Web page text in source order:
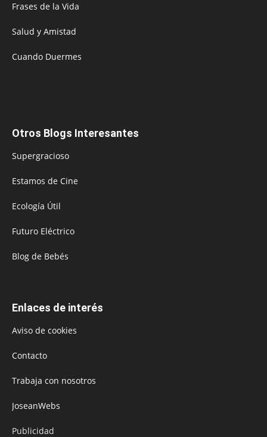
Frases de la Vida
Salud y Amistad
Cuando Duermes
Otros Blogs Interesantes
Supergracioso
Estamos de Cine
Ecología Útil
Futuro Eléctrico
Blog de Bebés
Enlaces de interés
Aviso de cookies
Contacto
Trabaja con nosotros
JoseanWebs
Publicidad